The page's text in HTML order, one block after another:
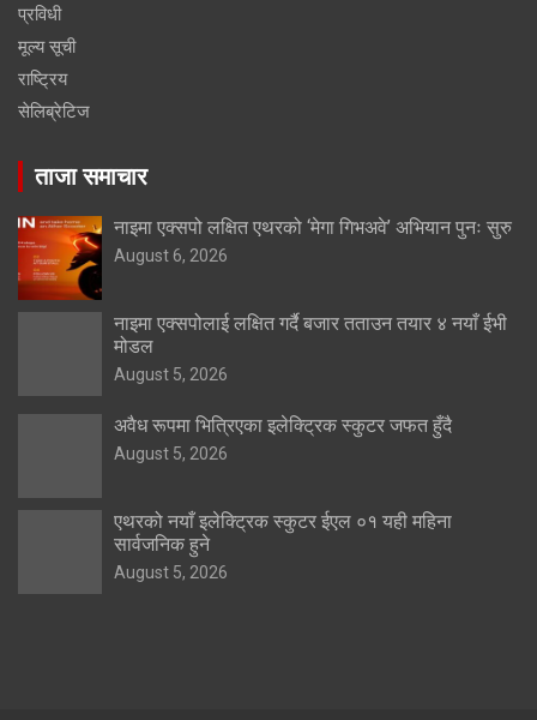
प्रविधी
मूल्य सूची
राष्ट्रिय
सेलिब्रेटिज
ताजा समाचार
नाइमा एक्सपो लक्षित एथरको ‘मेगा गिभअवे’ अभियान पुनः सुरु
August 6, 2026
नाइमा एक्सपोलाई लक्षित गर्दै बजार तताउन तयार ४ नयाँ ईभी
मोडल
August 5, 2026
अवैध रूपमा भित्रिएका इलेक्ट्रिक स्कुटर जफत हुँदै
August 5, 2026
एथरको नयाँ इलेक्ट्रिक स्कुटर ईएल ०१ यही महिना
सार्वजनिक हुने
August 5, 2026